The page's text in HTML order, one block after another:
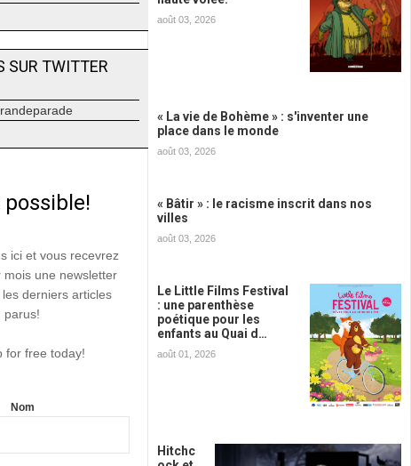
SUR TWITTER
possible!
ici et vous recevrez
mois une newsletter
derniers articles
parus!
for free today!
Nom
août 03, 2026
« La vie de Bohème » : s'inventer une
place dans le monde
août 03, 2026
« Bâtir » : le racisme inscrit dans nos
villes
août 03, 2026
Le Little Films Festival
: une parenthèse
poétique pour les
enfants au Quai d…
août 01, 2026
Hitchc